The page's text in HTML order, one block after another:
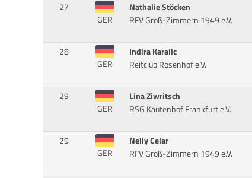
27
GER
Nathalie Stöcken
RFV Groß-Zimmern 1949 e.V.
28
GER
Indira Karalic
Reitclub Rosenhof e.V.
29
GER
Lina Ziwritsch
RSG Kautenhof Frankfurt e.V.
29
GER
Nelly Celar
RFV Groß-Zimmern 1949 e.V.